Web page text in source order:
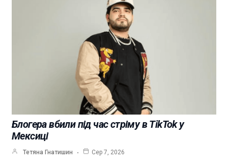
Блогера вбили під час стріму в TikTok у
Мексиці
Тетяна Гнатишин Сер 7, 2026